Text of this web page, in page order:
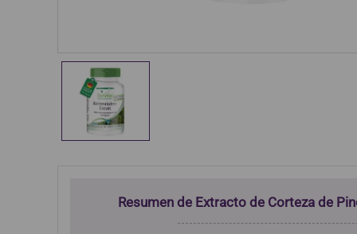
Resumen de Extracto de Corteza de